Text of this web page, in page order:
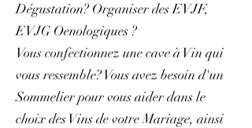
Dégustation? Organiser des EVJF,
EVJG Oenologiques ?
Vous confectionnez une cave à Vin qui
vous ressemble? Vous avez besoin d'un
Sommelier pour vous aider dans le
choix des Vins de votre Mariage, ainsi